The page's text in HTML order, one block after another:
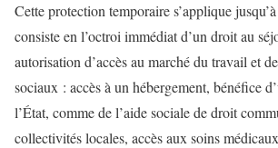
Cette protection temporaire s’applique
consiste en l’octroi immédiat d’un droit au
autorisation d’accès au marché du travail et
sociaux : accès à un hébergement, bénéfice
l’État, comme de l’aide sociale de droit
collectivités locales, accès aux soins